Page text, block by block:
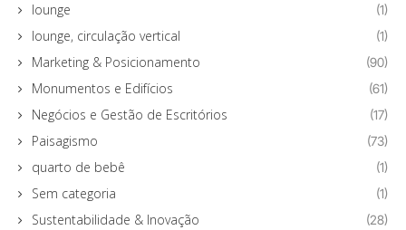
lounge (1)
lounge, circulação vertical (1)
Marketing & Posicionamento (90)
Monumentos e Edifícios (61)
Negócios e Gestão de Escritórios (17)
Paisagismo (73)
quarto de bebê (1)
Sem categoria (1)
Sustentabilidade & Inovação (28)